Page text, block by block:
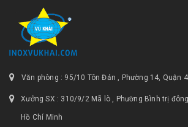
Văn phòng : 95/10 Tôn Đản , Phường 14, Quận
Xưởng SX : 310/9/2 Mã lò , Phường Bình trị
Hồ Chí Minh